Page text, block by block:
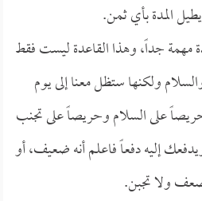
المدة بأي ثمن.
جداً، وهذا القاعدة ليست فقط
ولكنها ستظل معنا إلى يوم
على السلام وحريصاً على تجنب
إليه دفعاً فاعلم أنه ضعيف، أو
ولا تجبن.